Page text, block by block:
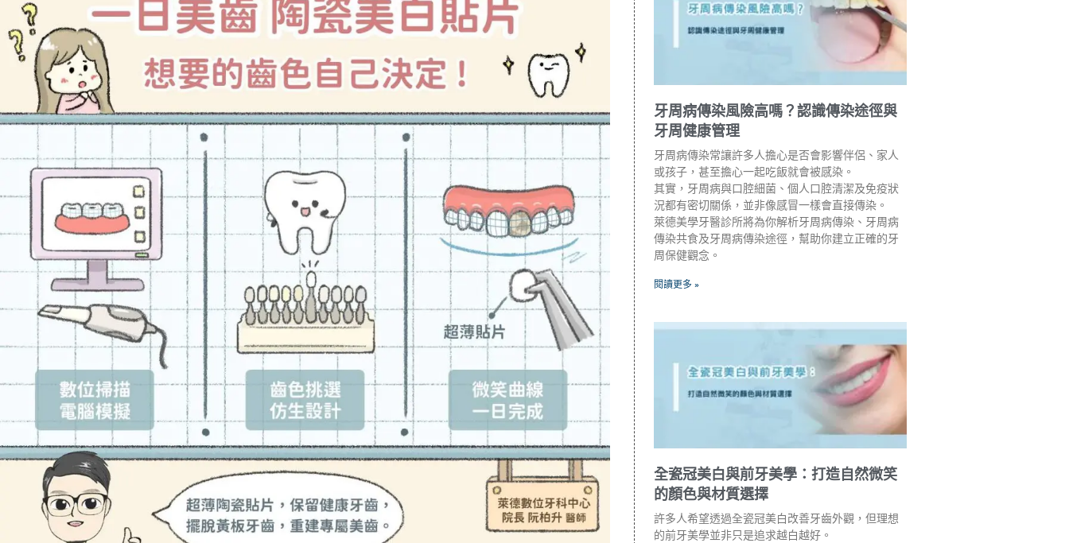
牙周病傳染風險高嗎？認識傳染途徑與
牙周健康管理
牙周病傳染常讓許多人擔心是否會影響伴侶、家人
或孩子，甚至擔心一起吃飯就會被感染。
其實，牙周病與口腔細菌、個人口腔清潔及免疫狀
況都有密切關係，並非像感冒一樣會直接傳染。
萊德美學牙醫診所將為你解析牙周病傳染、牙周病
傳染共食及牙周病傳染途徑，幫助你建立正確的牙
周保健觀念。
閱讀更多 »
全瓷冠美白與前牙美學：打造自然微笑
的顏色與材質選擇
許多人希望透過全瓷冠美白改善牙齒外觀，但理想
的前牙美學並非只是追求越白越好。